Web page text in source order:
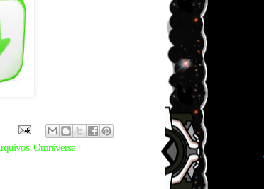
Omniverse